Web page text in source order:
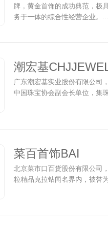
牌，黄金首饰的成功典范，极
务于一体的综合性经营企业。...
潮宏基
广东潮宏基实业股份有限公司
中国珠宝协会副会长单位，集
菜百首饰BAI
北京菜市口百货股份有限公司
粒精品克拉钻闻名界内，被誉